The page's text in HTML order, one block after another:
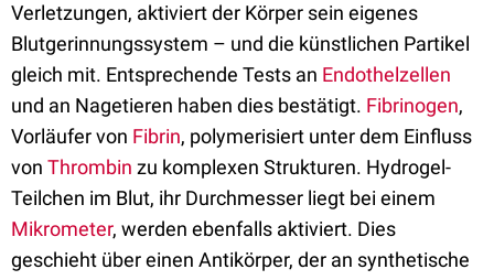
Verletzungen, aktiviert der Körper sein eigenes
Blutgerinnungssystem – und die künstlichen Partikel
gleich mit. Entsprechende Tests an Endothelzellen
und an Nagetieren haben dies bestätigt. Fibrinogen,
Vorläufer von Fibrin, polymerisiert unter dem Einfluss
von Thrombin zu komplexen Strukturen. Hydrogel-
Teilchen im Blut, ihr Durchmesser liegt bei einem
Mikrometer, werden ebenfalls aktiviert. Dies
geschieht über einen Antikörper, der an synthetische